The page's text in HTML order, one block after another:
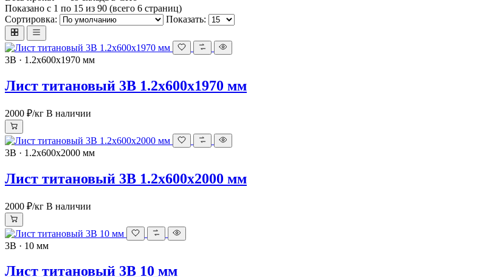
Показано с 1 по 15 из 90 (всего 6 страниц)
Сортировка:
Показать:
3В · 1.2х600х1970 мм
Лист титановый 3В 1.2х600х1970 мм
2000 ₽/кг В наличии
3В · 1.2х600х2000 мм
Лист титановый 3В 1.2х600х2000 мм
2000 ₽/кг В наличии
3В · 10 мм
Лист титановый 3В 10 мм